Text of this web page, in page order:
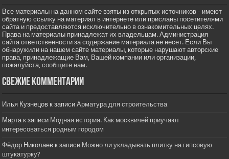
Все материалы на данном сайте взяты из открытых источников - имеют
обратную ссылку на материал в интернете или присланы посетителями
сайта и предоставляются исключительно в ознакомительных целях.
Права на материалы принадлежат их владельцам. Администрация
сайта ответственности за содержание материала не несет. Если Вы
обнаружили на нашем сайте материалы, которые нарушают авторские
права, принадлежащие Вам, Вашей компании или организации,
пожалуйста,сообщите нам.
Свежие комментарии
Илья Кузнецов к записиАрматура для строительства
Мартак записи Модная история. Как москвичей приучают
интересоваться родным городом
Фёдор Николаев к записи Можно ли укладывать плитку на гипсовую
штукатурку?